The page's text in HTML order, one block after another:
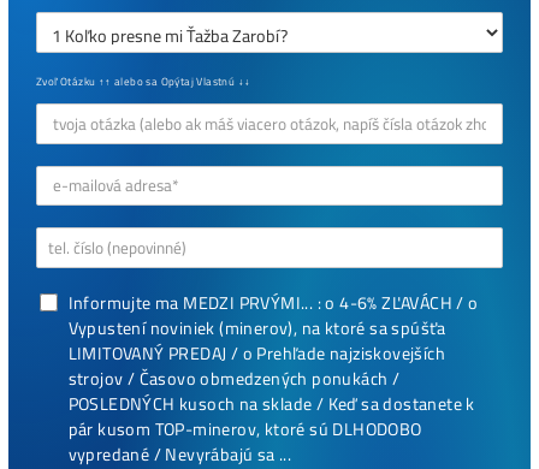
to Opravdu Vyplatí!
dostupné
online - do
emailu
Najziskovejšie minere